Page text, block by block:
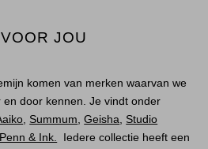
JOU
komen van merken waarvan we
door kennen. Je vindt onder
, Summum,Geisha, Studio
Penn & Ink. Iedere collectie heeft een